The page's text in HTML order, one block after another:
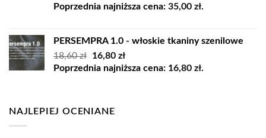
cena
cena
Poprzednia najniższa cena: 35,00 zł.
PERSEMPRA 1.0 - włoskie tkaniny szenilowe
18,60zł
Pierwotna
cena
16,80 złAktualna
cena
Poprzednia najniższa cena: 16,80 zł.
NAJLEPIEJ OCENIANE